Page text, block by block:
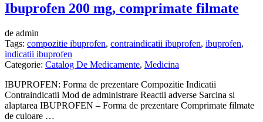
Ibuprofen 200 mg, comprimate filmate
de admin
Tags: compozitie ibuprofen, contraindicatii ibuprofen, ibuprofen,
indicatii ibuprofen
Categorie: Catalog De Medicamente, Medicina
IBUPROFEN: Forma de prezentare Compozitie Indicatii
Contraindicatii Mod de administrare Reactii adverse Sarcina si
alaptarea IBUPROFEN – Forma de prezentare Comprimate filmate
de culoare …